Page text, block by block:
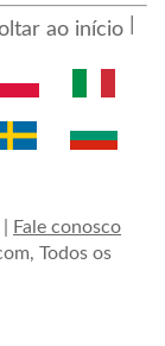
ao início
Fale conosco
Todos os